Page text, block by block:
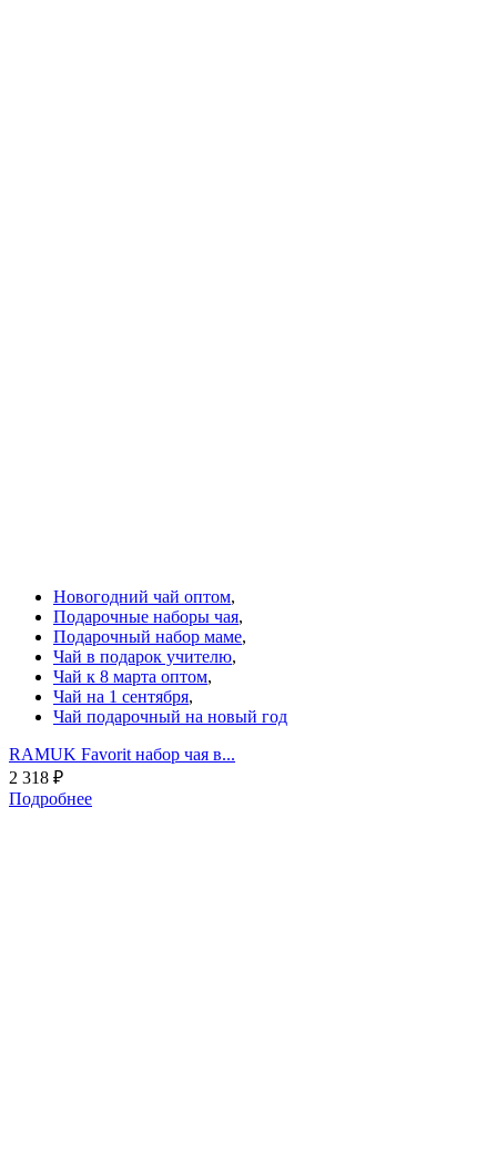
Новогодний чай оптом,
Подарочные наборы чая,
Подарочный набор маме,
Чай в подарок учителю,
Чай к 8 марта оптом,
Чай на 1 сентября,
Чай подарочный на новый год
RAMUK Favorit набор чая в...
2 318 ₽
Подробнее